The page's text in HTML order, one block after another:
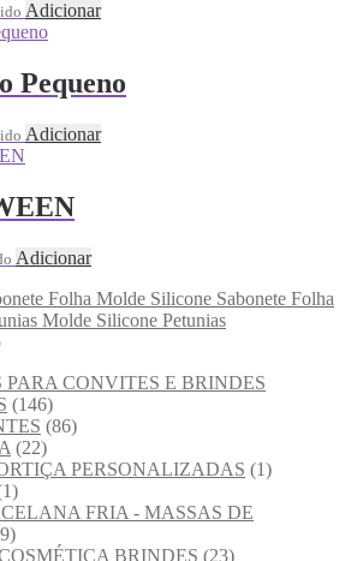
Adicionar
Pequeno
Adicionar
Adicionar
Molde Silicone Sabonete Folha
Molde Silicone Petunias
PARA CONVITES E BRINDES
(146)
(86)
(22)
PERSONALIZADAS (1)
FRIA - MASSAS DE
BRINDES (23)